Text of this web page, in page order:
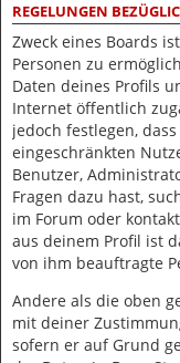
REGELUNGEN
Zweck eines Boards
Personen zu
Daten deines Profils
Internet öffentlich
jedoch festlegen,
eingeschränkten
Benutzer,
Fragen dazu hast,
im Forum oder
aus deinem Profil ist
von ihm beauftragte
Andere als die oben
mit deiner
sofern er auf Grund